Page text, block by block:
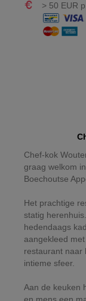
> 50 EUR
Chef-kok
graag welkom
Boechoutse
Het prachtige
statig
hedendaags
aangekleed
restaurant naar
intieme sfeer.
Aan de keuken
en mens een